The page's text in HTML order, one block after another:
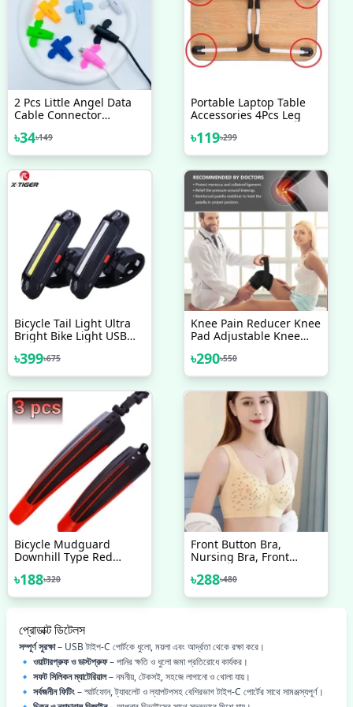
2 Pcs Little Angel Data
Cable Connector
Breaking Elastic Charger
Cable Saver For Data
৳34৳149
Portable Laptop Table
Accessories 4Pcs Leg
৳119৳299
Bicycle Tail Light Ultra
Bright Bike Light USB
Bicycle Rear Light
৳399৳675
Knee Pain Reducer Knee
Pad Adjustable Knee
Pain
৳290৳550
Bicycle Mudguard
Downhill Type Red
৳188৳320
Front Button Bra,
Nursing Bra, Front
Yoga Sports Bra, Pure
Cotton Ultra Soft Bra &
Good Quality
৳288৳480
প্রোডাক্ট ডিটেলস
সম্পূর্ণ সুরক্ষা– USB টাইপ-C পোর্টকে ধুলো, ময়লা এবং আর্দ্রতা থেকে রক্ষা করে।
🔹 ওয়াটারপ্রুফ ও ডাস্টপ্রুফ– পানির ক্ষতি ও ধুলো জমা প্রতিরোধে কার্যকর।
🔹 সফট সিলিকন ম্যাটেরিয়াল– নমনীয়, টেকসই, সহজে লাগানো ও খোলা যায়।
🔹 সর্বজনীন ফিটিং– স্মার্টফোন, ট্যাবলেট ও ল্যাপটপসহ বেশিরভাগ টাইপ-C পোর্টের সাথে সামঞ্জস্যপূর্ণ।